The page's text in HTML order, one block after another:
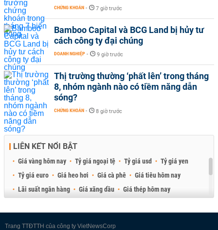
CHỨNG KHOÁN - 7 giờ trước
Bamboo Capital và BCG Land bị hủy tư
cách công ty đại chúng
DOANH NGHIỆP - 9 giờ trước
Thị trường thường ‘phất lên’ trong tháng
8, nhóm ngành nào có tiềm năng dẫn
sóng?
CHỨNG KHOÁN - 8 giờ trước
LIÊN KẾT NỔI BẬT
Giá vàng hôm nay Tỷ giá ngoại tệ Tỷ giá usd
Tỷ giá yen
Tỷ giá euro
Giá heo hơi Giá cà phê
Giá tiêu hôm nay
Lãi suất ngân hàng
Giá xăng dầu
Giá thép hôm nay
Trang TTĐTTH của công ty VietNewsCorp